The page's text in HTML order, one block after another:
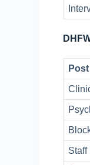
Post
Staff